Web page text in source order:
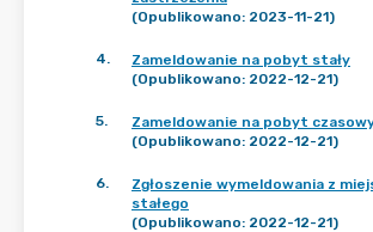
(Opublikowano: 2023-11-21)
4.
Zameldowanie na pobyt stały
(Opublikowano: 2022-12-21)
5.
Zameldowanie na pobyt
(Opublikowano: 2022-12-21)
6.
Zgłoszenie wymeldowania z
stałego
(Opublikowano: 2022-12-21)